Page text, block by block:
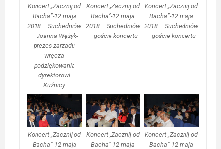
Koncert „Zacznij od
Bacha”-12 maja
2018 – Suchedniów
– Joanna Wężyk-
prezes zarzadu
wręcza
podziękowania
dyrektorowi
Kuźnicy
Koncert „Zacznij od
Bacha”-12.maja
2018 – Suchedniów
– goście koncertu
Koncert „Zacznij od
Bacha”-12.maja
2018 – Suchedniów
– goście koncertu
Koncert „Zacznij od
Bacha”-12 maja
Koncert „Zacznij od
Bacha”-12 maja
Koncert „Zacznij od
Bacha”-12 maja